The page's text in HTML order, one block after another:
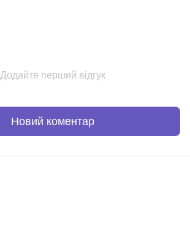
Додайте перший відгук
Новий коментар